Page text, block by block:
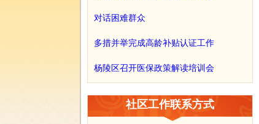
对话困难群众
多措并举完成高龄补贴认证工作
杨陵区召开医保政策解读培训会
社区工作联系方式